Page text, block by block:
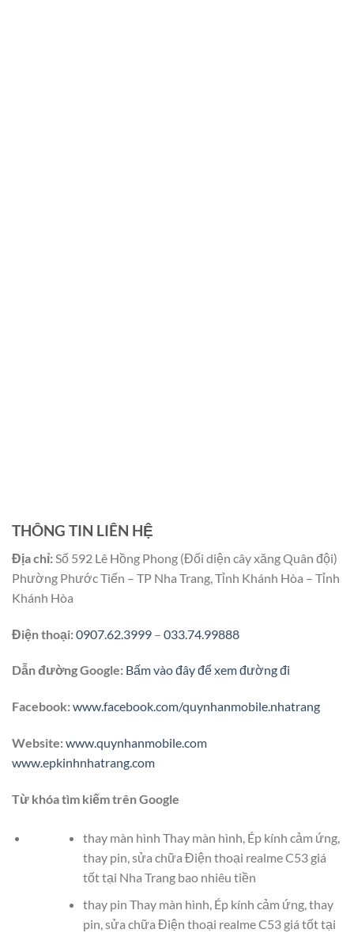
THÔNG TIN LIÊN HỆ
Địa chỉ:Số 592 Lê Hồng Phong (Đối diện cây xăng Quân đội)
Phường Phước Tiến – TP Nha Trang, Tỉnh Khánh Hòa – Tỉnh
Khánh Hòa
Điện thoại:0907.62.3999 – 033.74.99888
Dẫn đường Google: Bấm vào đây để xem đường đi
Facebook:www.facebook.com/quynhanmobile.nhatrang
Website:www.quynhanmobile.com
www.epkinhnhatrang.com
Từ khóa tìm kiếm trên Google
thay màn hình Thay màn hình, Ép kính cảm ứng,
thay pin, sửa chữa Điện thoại realme C53 giá
tốt tại Nha Trang bao nhiêu tiền
thay pin Thay màn hình, Ép kính cảm ứng, thay
pin, sửa chữa Điện thoại realme C53 giá tốt tại